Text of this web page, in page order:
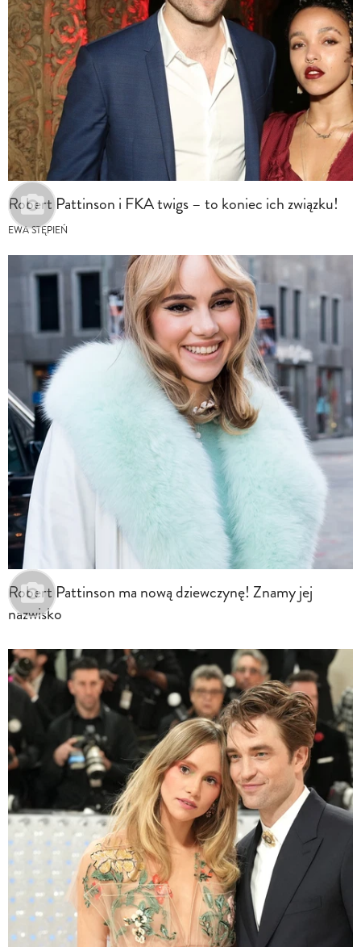
Robert Pattinson i FKA twigs – to koniec ich związku!
EWA STĘPIEŃ
Robert Pattinson ma nową dziewczynę! Znamy jej
nazwisko